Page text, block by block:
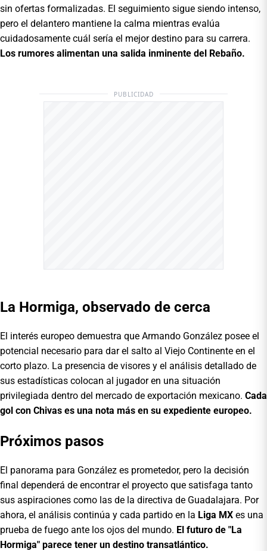
sin ofertas formalizadas. El seguimiento sigue siendo intenso,
pero el delantero mantiene la calma mientras evalúa
cuidadosamente cuál sería el mejor destino para su carrera.
Los rumores alimentan una salida inminente del Rebaño.
PUBLICIDAD
La Hormiga, observado de cerca
El interés europeo demuestra que Armando González posee el
potencial necesario para dar el salto al Viejo Continente en el
corto plazo. La presencia de visores y el análisis detallado de
sus estadísticas colocan al jugador en una situación
privilegiada dentro del mercado de exportación mexicano. Cada
gol con Chivas es una nota más en su expediente europeo.
Próximos pasos
El panorama para González es prometedor, pero la decisión
final dependerá de encontrar el proyecto que satisfaga tanto
sus aspiraciones como las de la directiva de Guadalajara. Por
ahora, el análisis continúa y cada partido en la Liga MX es una
prueba de fuego ante los ojos del mundo. El futuro de "La
Hormiga" parece tener un destino transatlántico.